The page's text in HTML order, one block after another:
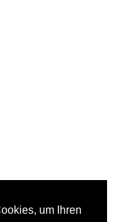
um Ihren